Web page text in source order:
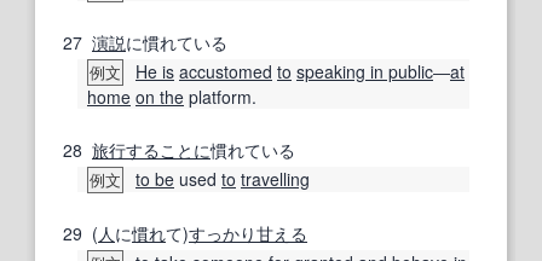
27 演説に慣れている
例文 He is accustomed to speaking in public―at
home on the platform.
28 旅行する ことに慣れている
例文 to be used to travelling
29 ( 人 に慣れて)すっかり甘える